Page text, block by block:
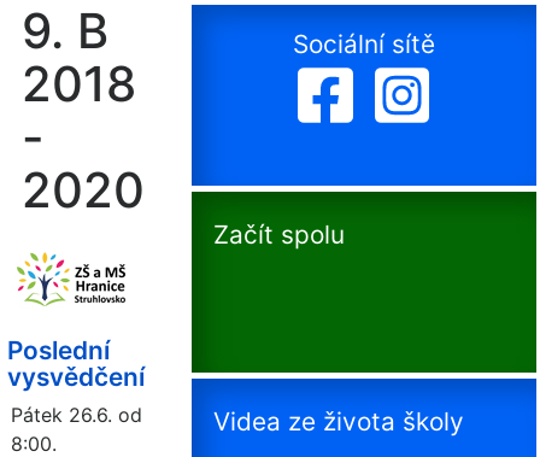
9. B
2018
-
2020
Poslední
vysvědčení
Pátek 26.6. od
8:00.
Sociální sítě
Začít spolu
Videa ze života školy